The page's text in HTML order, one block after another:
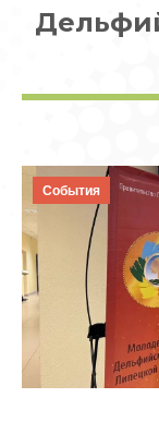
События